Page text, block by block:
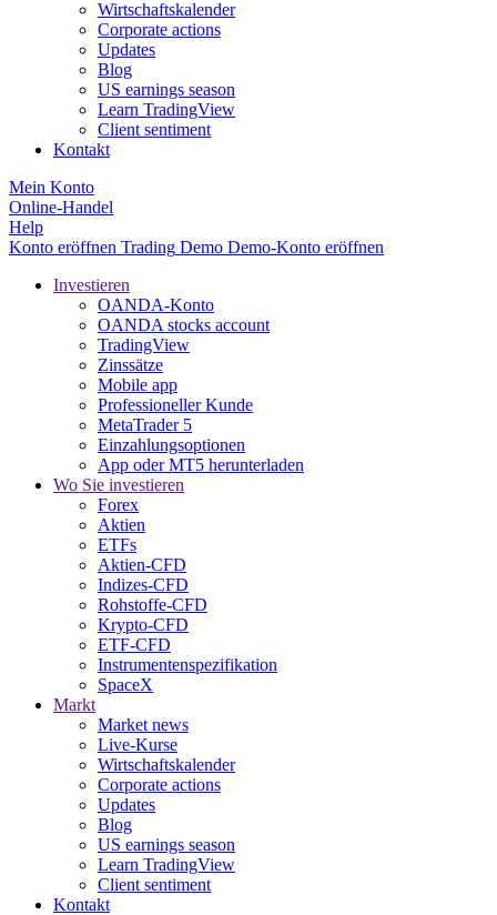
Wirtschaftskalender
Corporate actions
Updates
Blog
US earnings season
Learn TradingView
Client sentiment
Kontakt
Mein Konto
Online-Handel
Help
Konto eröffnen Trading Demo Demo-Konto eröffnen
Investieren
OANDA-Konto
OANDA stocks account
TradingView
Zinssätze
Mobile app
Professioneller Kunde
MetaTrader 5
Einzahlungsoptionen
App oder MT5 herunterladen
Wo Sie investieren
Forex
Aktien
ETFs
Aktien-CFD
Indizes-CFD
Rohstoffe-CFD
Krypto-CFD
ETF-CFD
Instrumentenspezifikation
SpaceX
Markt
Market news
Live-Kurse
Wirtschaftskalender
Corporate actions
Updates
Blog
US earnings season
Learn TradingView
Client sentiment
Kontakt